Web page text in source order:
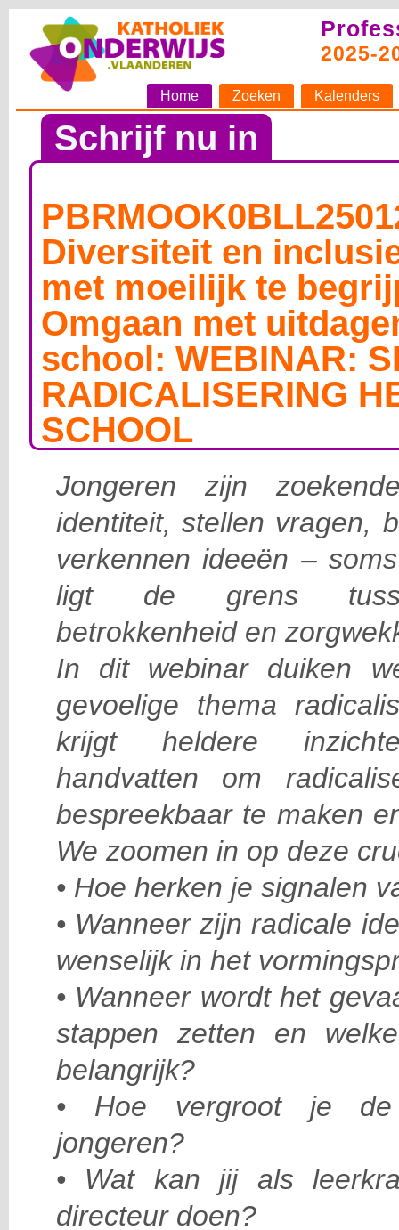
2025-
Home Zoeken Kalenders
Schrijf nu in
Diversiteit en
met moeilijk te
Omgaan met
school: WEBINAR:
RADICALISERING
SCHOOL
Jongeren zijn
identiteit, stellen vragen,
verkennen ideeën –
ligt de grens
betrokkenheid en
In dit webinar duiken
gevoelige thema
krijgt heldere
handvatten om
bespreekbaar te maken
We zoomen in op deze
• Hoe herken je signalen
• Wanneer zijn radicale
wenselijk in het
• Wanneer wordt het
stappen zetten en
belangrijk?
• Hoe vergroot je de
jongeren?
• Wat kan jij als
directeur doen?